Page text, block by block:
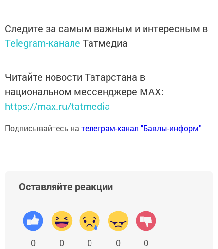
Следите за самым важным и интересным в
Telegram-канале Татмедиа
Читайте новости Татарстана в
национальном мессенджере MАХ:
https://max.ru/tatmedia
Подписывайтесь на телеграм-канал "Бавлы-информ"
Оставляйте реакции
0 0 0 0 0